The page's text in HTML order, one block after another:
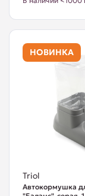
НОВИНКА
Triol
Автокормушка